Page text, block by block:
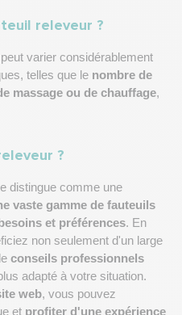
releveur ?
peut varier considérablement
telles que le nombre de
massage ou de chauffage,
?
distingue comme une
vaste gamme de fauteuils
et préférences. En
non seulement d'un large
conseils professionnels
adapté à votre situation.
web, vous pouvez
et profiter d'une expérience